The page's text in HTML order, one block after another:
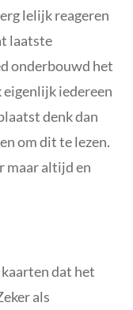
lelijk reageren
laatste
onderbouwd het
iedereen
denk dan
om dit te lezen.
maar altijd en
dat het
als